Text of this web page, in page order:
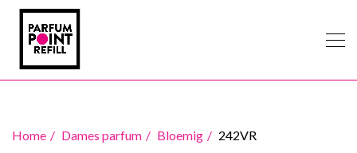
Home Dames parfum Bloemig 242VR